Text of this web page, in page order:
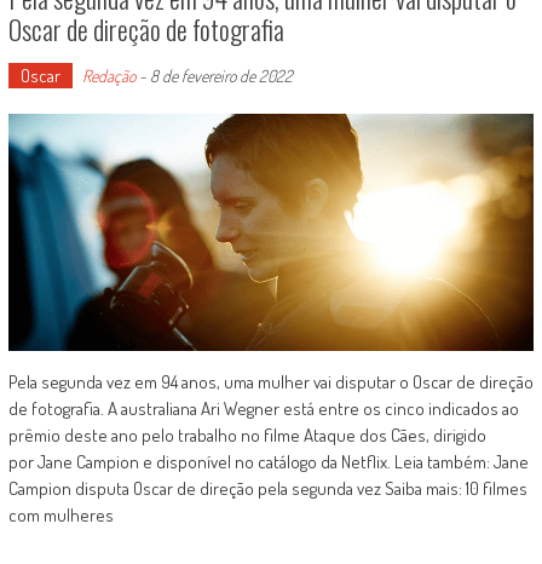
Oscar de direção de fotografia
Oscar Redação- 8 de fevereiro de 2022
Pela segunda vez em 94 anos, uma mulher vai disputar o Oscar de direção
de fotografia. A australiana Ari Wegner está entre os cinco indicados ao
prêmio deste ano pelo trabalho no filme Ataque dos Cães, dirigido
por Jane Campion e disponível no catálogo da Netflix. Leia também: Jane
Campion disputa Oscar de direção pela segunda vez Saiba mais: 10 filmes
com mulheres